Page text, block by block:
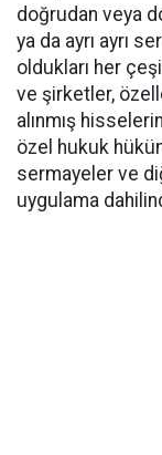
doğrudan veya
ya da ayrı ayrı
oldukları her
ve şirketler,
alınmış
özel hukuk
sermayeler ve
uygulama